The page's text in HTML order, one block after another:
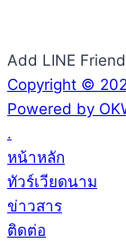
Add LINE
Copyright ©
Powered by
.
หน้าหลัก
ทัวร์เวียดนาม
ข่าวสาร
ติดต่อ